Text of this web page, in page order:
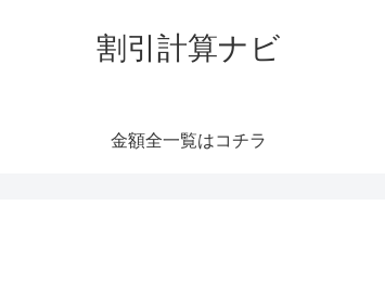
割引計算ナビ
金額全一覧はコチラ